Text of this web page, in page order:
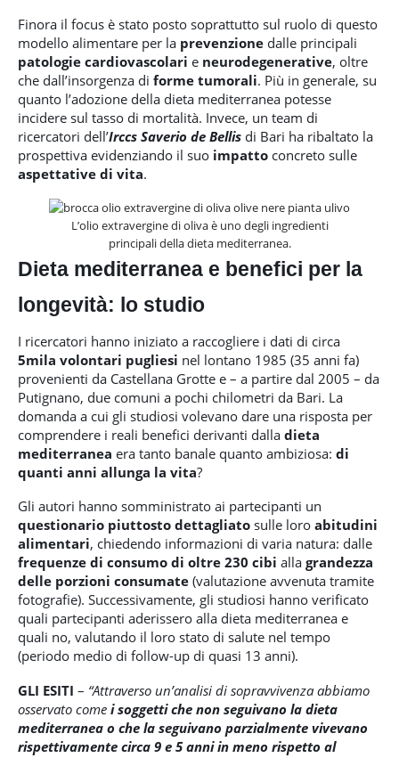
Finora il focus è stato posto soprattutto sul ruolo di questo
modello alimentare per la prevenzione dalle principali
patologie cardiovascolari e neurodegenerative, oltre
che dall’insorgenza di forme tumorali. Più in generale, su
quanto l’adozione della dieta mediterranea potesse
incidere sul tasso di mortalità. Invece, un team di
ricercatori dell’Irccs Saverio de Bellis di Bari ha ribaltato la
prospettiva evidenziando il suo impatto concreto sulle
aspettative di vita.
L’olio extravergine di oliva è uno degli ingredienti
principali della dieta mediterranea.
Dieta mediterranea e benefici per la
longevità: lo studio
I ricercatori hanno iniziato a raccogliere i dati di circa
5mila volontari pugliesi nel lontano 1985 (35 anni fa)
provenienti da Castellana Grotte e – a partire dal 2005 – da
Putignano, due comuni a pochi chilometri da Bari. La
domanda a cui gli studiosi volevano dare una risposta per
comprendere i reali benefici derivanti dalla dieta
mediterranea era tanto banale quanto ambiziosa: di
quanti anni allunga la vita?
Gli autori hanno somministrato ai partecipanti un
questionario piuttosto dettagliato sulle loro abitudini
alimentari, chiedendo informazioni di varia natura: dalle
frequenze di consumo di oltre 230 cibi alla grandezza
delle porzioni consumate (valutazione avvenuta tramite
fotografie). Successivamente, gli studiosi hanno verificato
quali partecipanti aderissero alla dieta mediterranea e
quali no, valutando il loro stato di salute nel tempo
(periodo medio di follow-up di quasi 13 anni).
GLI ESITI – “Attraverso un’analisi di sopravvivenza abbiamo
osservato come i soggetti che non seguivano la dieta
mediterranea o che la seguivano parzialmente vivevano
rispettivamente circa 9 e 5 anni in meno rispetto al